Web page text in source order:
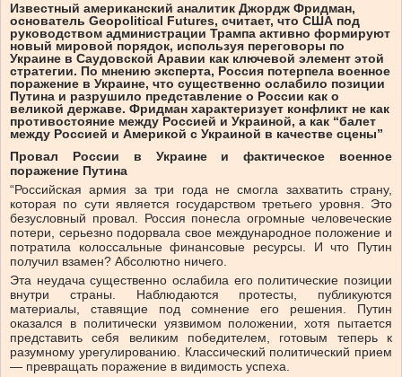
Известный американский аналитик Джордж Фридман,
основатель Geopolitical Futures, считает, что США под
руководством администрации Трампа активно формируют
новый мировой порядок, используя переговоры по
Украине в Саудовской Аравии как ключевой элемент этой
стратегии. По мнению эксперта, Россия потерпела военное
поражение в Украине, что существенно ослабило позиции
Путина и разрушило представление о России как о
великой державе. Фридман характеризует конфликт не как
противостояние между Россией и Украиной, а как “балет
между Россией и Америкой с Украиной в качестве сцены”
Провал России в Украине и фактическое военное
поражение Путина
“Российская армия за три года не смогла захватить страну,
которая по сути является государством третьего уровня. Это
безусловный провал. Россия понесла огромные человеческие
потери, серьезно подорвала свое международное положение и
потратила колоссальные финансовые ресурсы. И что Путин
получил взамен? Абсолютно ничего.
Эта неудача существенно ослабила его политические позиции
внутри страны. Наблюдаются протесты, публикуются
материалы, ставящие под сомнение его решения. Путин
оказался в политически уязвимом положении, хотя пытается
представить себя великим победителем, готовым теперь к
разумному урегулированию. Классический политический прием
— превращать поражение в видимость успеха.